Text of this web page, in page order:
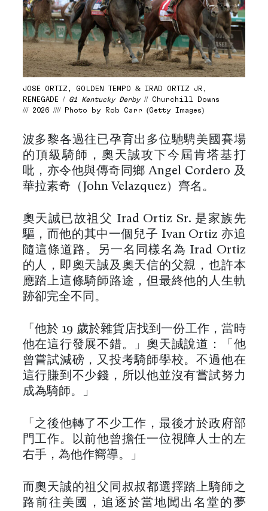
JOSE ORTIZ, GOLDEN TEMPO & IRAD ORTIZ JR,
RENEGADE / G1 Kentucky Derby // Churchill Downs
/// 2026 //// Photo by Rob Carr (Getty Images)
波多黎各過往已孕育出多位馳騁美國賽場
的頂級騎師，奧天誠攻下今屆肯塔基打
吡，亦令他與傳奇同鄉 Angel Cordero 及
華拉素奇（John Velazquez）齊名。
奧天誠已故祖父 Irad Ortiz Sr. 是家族先
驅，而他的其中一個兒子 Ivan Ortiz 亦追
隨這條道路。另一名同樣名為 Irad Ortiz
的人，即奧天誠及奧天信的父親，也許本
應踏上這條騎師路途，但最終他的人生軌
跡卻完全不同。
「他於 19 歲於雜貨店找到一份工作，當時
他在這行發展不錯。」奧天誠說道：「他
曾嘗試減磅，又投考騎師學校。不過他在
這行賺到不少錢，所以他並沒有嘗試努力
成為騎師。」
「之後他轉了不少工作，最後才於政府部
門工作。以前他曾擔任一位視障人士的左
右手，為他作嚮導。」
而奧天誠的祖父同叔叔都選擇踏上騎師之
路前往美國，追逐於當地闖出名堂的夢